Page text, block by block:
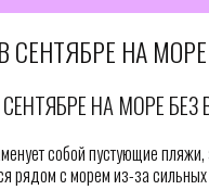
СЕНТЯБРЕ НА
НА МОРЕ БЕЗ
собой пустующие
рядом с морем из-за